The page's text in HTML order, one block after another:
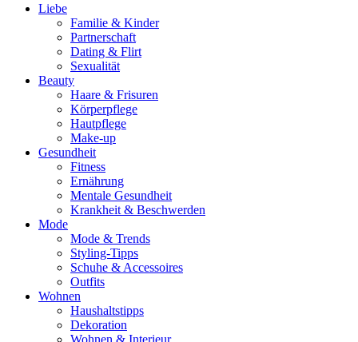
Liebe
Familie & Kinder
Partnerschaft
Dating & Flirt
Sexualität
Beauty
Haare & Frisuren
Körperpflege
Hautpflege
Make-up
Gesundheit
Fitness
Ernährung
Mentale Gesundheit
Krankheit & Beschwerden
Mode
Mode & Trends
Styling-Tipps
Schuhe & Accessoires
Outfits
Wohnen
Haushaltstipps
Dekoration
Wohnen & Interieur